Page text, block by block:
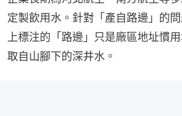
定製飲用水。針對「產自路邊」的
上標注的「路邊」只是廠區地址慣
取自山腳下的深井水。